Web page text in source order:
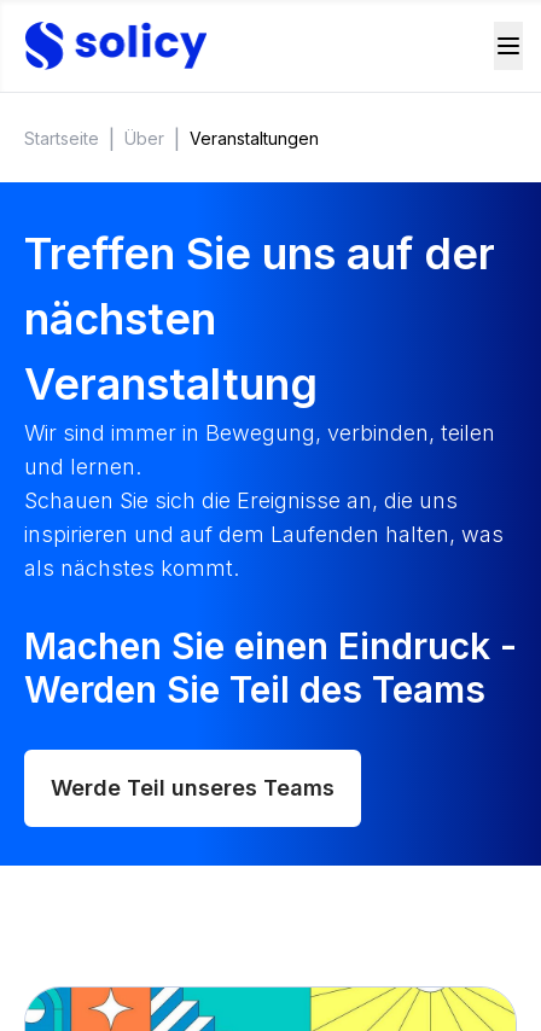
Startseite Über Veranstaltungen
Treffen Sie uns auf der
nächsten
Veranstaltung
Wir sind immer in Bewegung, verbinden, teilen
und lernen.
Schauen Sie sich die Ereignisse an, die uns
inspirieren und auf dem Laufenden halten, was
als nächstes kommt.
Machen Sie einen Eindruck -
Werden Sie Teil des Teams
Werde Teil unseres Teams